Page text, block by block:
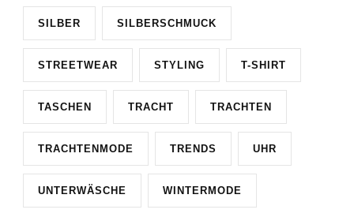
SILBER SILBERSCHMUCK
STREETWEAR STYLING T-SHIRT
TASCHEN TRACHT TRACHTEN
TRACHTENMODE TRENDS UHR
UNTERWÄSCHE WINTERMODE